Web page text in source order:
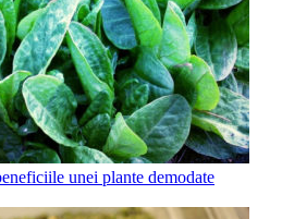
unei plante demodate